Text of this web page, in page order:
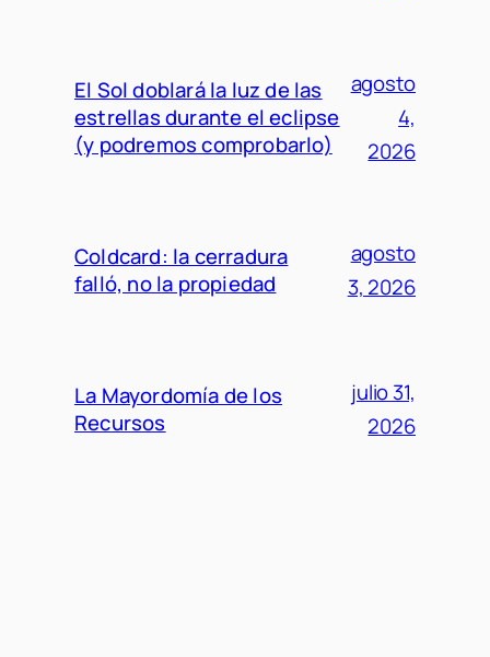
El Sol doblará la luz de las
estrellas durante el eclipse
(y podremos comprobarlo)
agosto
4,
2026
Coldcard: la cerradura
falló, no la propiedad
agosto
3, 2026
La Mayordomía de los
Recursos
julio 31,
2026